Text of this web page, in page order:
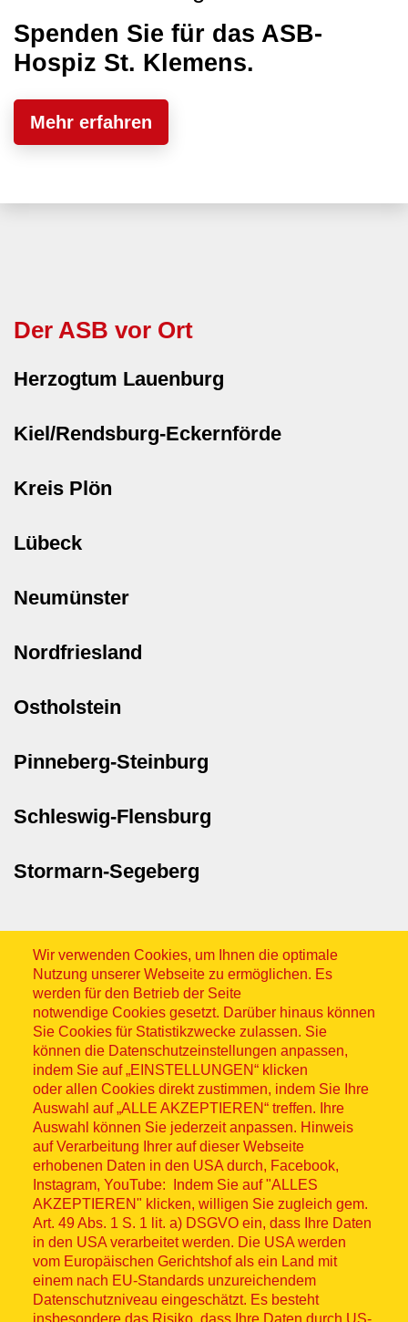
Spenden Sie für das ASB-
Hospiz St. Klemens.
Mehr erfahren
Der ASB vor Ort
Herzogtum Lauenburg
Kiel/Rendsburg-Eckernförde
Kreis Plön
Lübeck
Neumünster
Nordfriesland
Ostholstein
Pinneberg-Steinburg
Schleswig-Flensburg
Stormarn-Segeberg
Wir verwenden Cookies, um Ihnen die optimale
Nutzung unserer Webseite zu ermöglichen. Es
werden für den Betrieb der Seite
notwendige Cookies gesetzt. Darüber hinaus können
Sie Cookies für Statistikzwecke zulassen. Sie
können die Datenschutzeinstellungen anpassen,
indem Sie auf „EINSTELLUNGEN“ klicken
oder allen Cookies direkt zustimmen, indem Sie Ihre
Auswahl auf „ALLE AKZEPTIEREN“ treffen. Ihre
Auswahl können Sie jederzeit anpassen. Hinweis
auf Verarbeitung Ihrer auf dieser Webseite
erhobenen Daten in den USA durch, Facebook,
Instagram, YouTube: Indem Sie auf "ALLES
AKZEPTIEREN" klicken, willigen Sie zugleich gem.
Art. 49 Abs. 1 S. 1 lit. a) DSGVO ein, dass Ihre Daten
in den USA verarbeitet werden. Die USA werden
vom Europäischen Gerichtshof als ein Land mit
einem nach EU-Standards unzureichendem
Datenschutzniveau eingeschätzt. Es besteht
Sitemap
© ASB 2026
Fußzeilenmenü
Impressum
Datenschutz
Kontakt
Hinweisgebersystem